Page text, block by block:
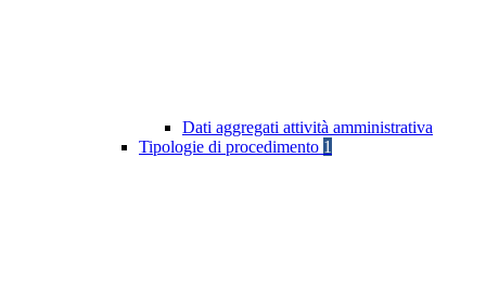
Dati aggregati attività amministrativa
Tipologie di procedimento 1